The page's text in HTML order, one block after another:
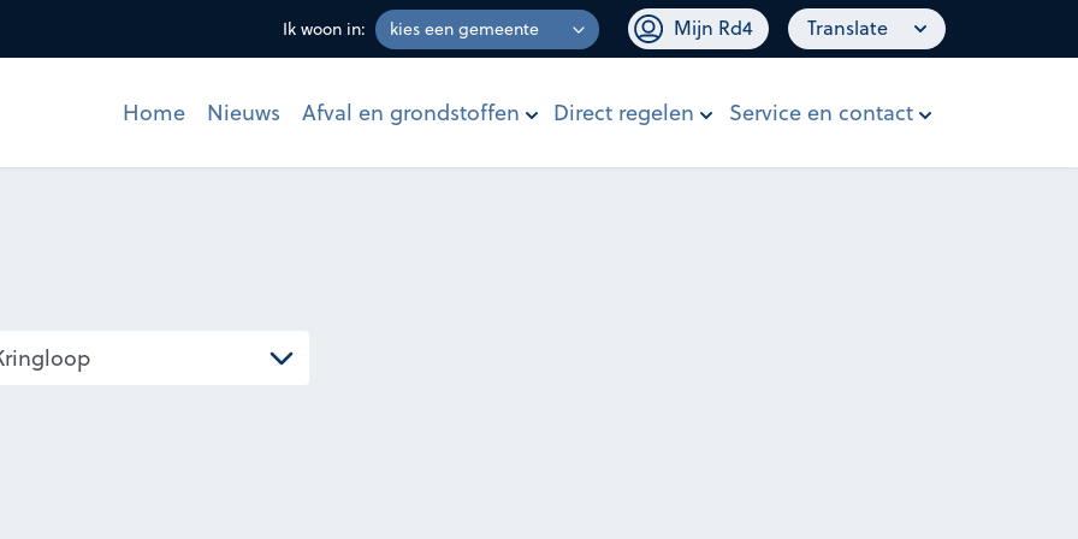
Ik woon in: Mijn Rd4 Translate
Home Nieuws Afval en grondstoffen Direct regelen Service en contact